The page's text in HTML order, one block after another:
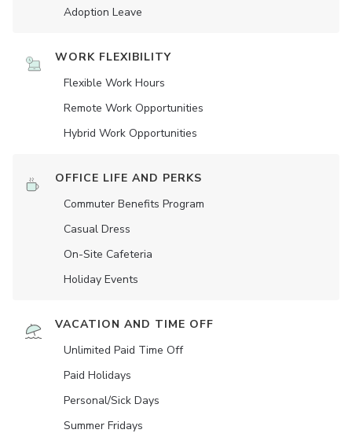
Adoption Leave
WORK FLEXIBILITY
Flexible Work Hours
Remote Work Opportunities
Hybrid Work Opportunities
OFFICE LIFE AND PERKS
Commuter Benefits Program
Casual Dress
On-Site Cafeteria
Holiday Events
VACATION AND TIME OFF
Unlimited Paid Time Off
Paid Holidays
Personal/Sick Days
Summer Fridays